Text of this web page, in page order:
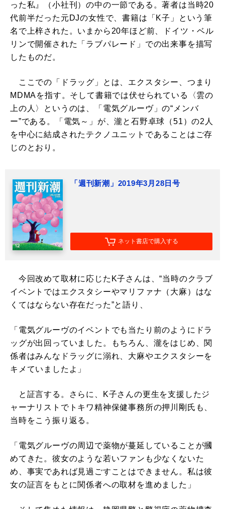
った私』（小社刊）の中の一節である。著者は当時20
代前半だった元DJの女性で、書籍は「K子」という筆
名で上梓された。いまから20年ほど前、ドイツ・ベル
リンで開催された「ラブパレード」での出来事を描写
したものだ。
ここでの「ドラッグ」とは、エクスタシー、つまり
MDMAを指す。そして書籍では伏せられている〈雲の
上の人〉というのは、「電気グルーヴ」の“メンバ
ー”である。「電気～」が、瀧と石野卓球（51）の2人
を中心に結成されたテクノユニットであることはご存
じのとおり。
「週刊新潮」2019年3月28日号
ネット書店で購入する
今回改めて取材に応じたK子さんは、“当時のクラブ
イベントではエクスタシーやマリファナ（大麻）はな
くてはならない存在だった”と語り、
「電気グルーヴのイベントでも当たり前のようにドラ
ッグが出回っていました。もちろん、瀧をはじめ、関
係者はみんなドラッグに溺れ、大麻やエクスタシーを
キメていましたよ」
と証言する。さらに、K子さんの更生を支援したジ
ャーナリストでトキワ精神保健事務所の押川剛氏も、
当時をこう振り返る。
「電気グルーヴの周辺で薬物が蔓延していることが摑
めてきた。彼女のような若いファンも少なくないた
め、事実であれば見過ごすことはできません。私は彼
女の証言をもとに関係者への取材を進めました」